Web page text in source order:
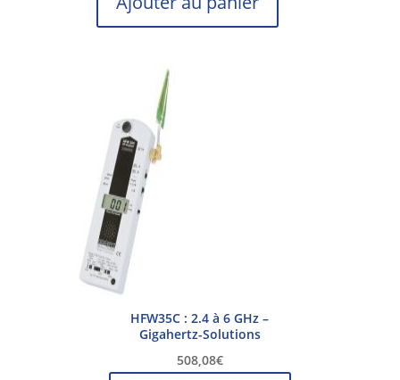
HFW35C : 2.4 à 6 GHz –
Gigahertz-Solutions
508,08€